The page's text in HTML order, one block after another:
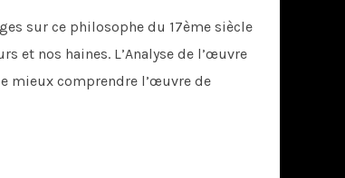
sur ce philosophe du 17ème siècle
et nos haines. L’Analyse de l’œuvre
mieux comprendre l’œuvre de